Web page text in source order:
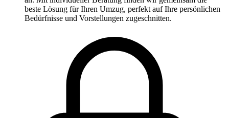
beste Lösung für Ihren Umzug, perfekt auf Ihre persönlichen
Bedürfnisse und Vorstellungen zugeschnitten.